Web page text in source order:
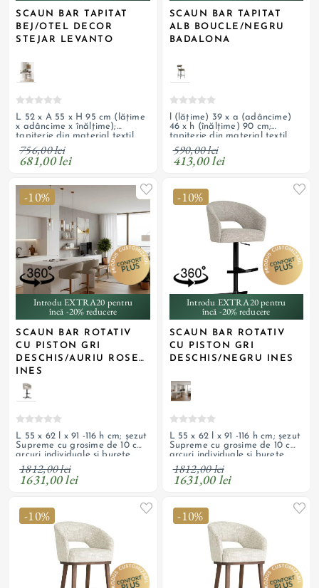
SCAUN BAR TAPITAT
BEJ/OTEL DECOR
STEJAR LEVANTO
L 52 x A 55 x H 95 cm (lățime
x adâncime x înălțime);
tapițerie din material textil,
șezut și spătar cu umplutură
cu spumă poliuretanică cu
densitate T 28, picioare din
756,00 lei
681,00 lei
SCAUN BAR TAPITAT
ALB BOUCLE/NEGRU
BADALONA
l (lățime) 39 x a (adâncime)
46 x h (înălțime) 90 cm;
tapițerie din material textil
boucle, șezut și spătar cu
umplutură cu spumă
poliuretanică cu densitate T
590,00 lei
413,00 lei
-10%
Introdu EXTRA20 pentru
încă -20% reducere
SCAUN BAR ROTATIV
CU PISTON GRI
DESCHIS/AURIU ROSE
INES
L 55 x 62 l x 91 -116 h cm; șezut
Supreme cu grosime de 10 cm,
arcuri individuale și burete,
tapițerie din material textil,
pivotant, picior și bază din
oțel cromat auriu rose
1812,00 lei
1631,00 lei
-10%
Introdu EXTRA20 pentru
încă -20% reducere
SCAUN BAR ROTATIV
CU PISTON GRI
DESCHIS/NEGRU INES
L 55 x 62 l x 91 -116 h cm; șezut
Supreme cu grosime de 10 cm,
arcuri individuale și burete,
tapițerie din material textil,
pivotant, bază cu picioare
încrucișate din oțel vopsit
1812,00 lei
1631,00 lei
-10% -10%